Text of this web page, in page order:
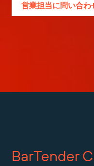
営業担当に問い合わ
BarTender